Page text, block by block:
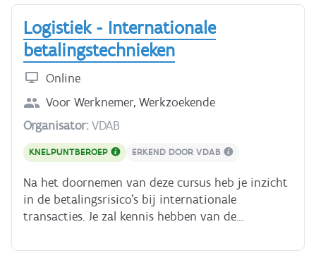
Logistiek - Internationale
betalingstechnieken
Online
Voor Werknemer, Werkzoekende
Organisator:VDAB
KNELPUNTBEROEP ERKEND DOOR VDAB
Na het doornemen van deze cursus heb je inzicht
in de betalingsrisico's bij internationale
transacties. Je zal kennis hebben van de
betalingstechnieken (met en zonder documenten)